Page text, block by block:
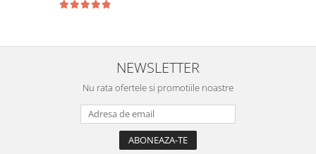
NEWSLETTER
Nu rata ofertele si promotiile noastre